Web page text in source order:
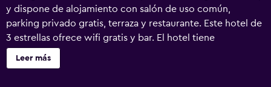
y dispone de alojamiento con salón de uso común,
parking privado gratis, terraza y restaurante. Este hotel de
3 estrellas ofrece wifi gratis y bar. El hotel tiene
habitaciones familiares. En el hotel, cada habitación
cuenta con escritorio. Las unidades del alojamiento están
Leer más